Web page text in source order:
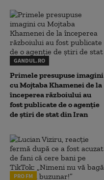
GANDUL.RO
Primele presupuse imagini
cu Mojtaba Khamenei de la
începerea războiului au
fost publicate de o agenție
de știri de stat din Iran
PRO FM